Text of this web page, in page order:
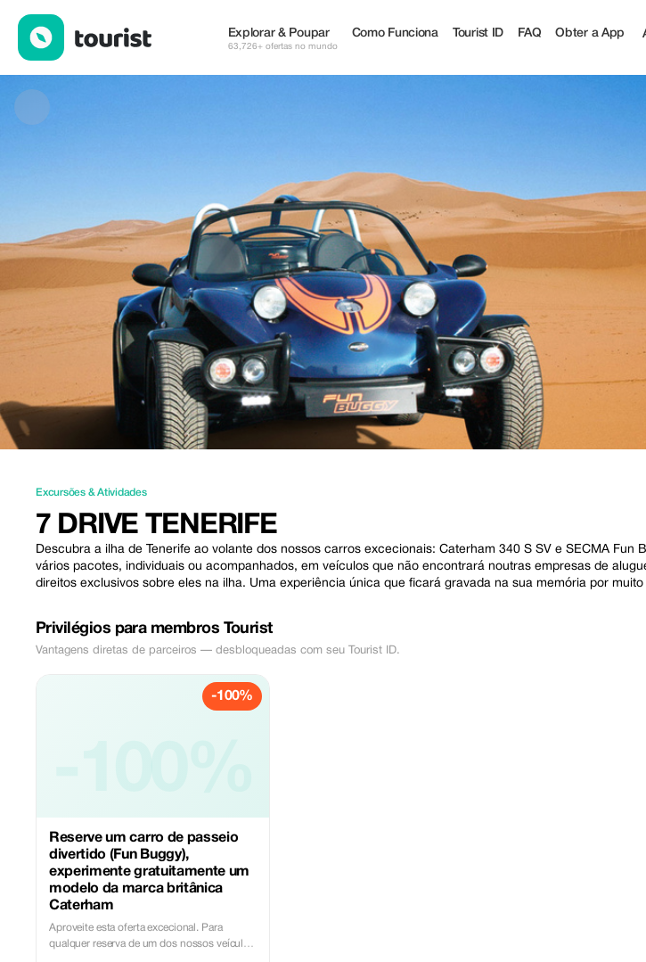
Explorar & Poupar
63,726+ ofertas no mundo
Como Funciona Tourist ID FAQ Obter a App
Excursões & Atividades
7 DRIVE TENERIFE
Descubra a ilha de Tenerife ao volante dos nossos carros excecionais: Caterham 340 S SV e SECMA Fun
vários pacotes, individuais ou acompanhados, em veículos que não encontrará noutras empresas de
direitos exclusivos sobre eles na ilha. Uma experiência única que ficará gravada na sua memória por muito
Privilégios para membros Tourist
Vantagens diretas de parceiros — desbloqueadas com seu Tourist ID.
-100%
-100%
Reserve um carro de passeio
divertido (Fun Buggy),
experimente gratuitamente um
modelo da marca britânica
Caterham
Aproveite esta oferta excecional. Para
qualquer reserva de um dos nossos veículos